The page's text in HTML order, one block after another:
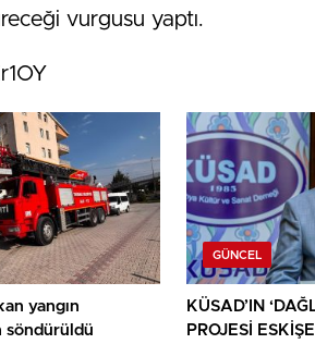
vurgusu yaptı.
yangın
söndürüldü
GÜNCEL
KÜSAD’IN
PROJESİ